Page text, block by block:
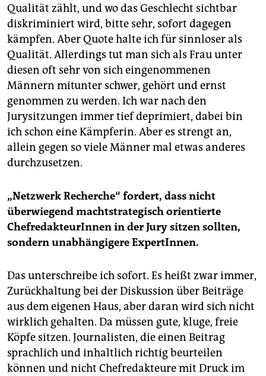
Qualität zählt, und wo das Geschlecht sichtbar
diskriminiert wird, bitte sehr, sofort dagegen
kämpfen. Aber Quote halte ich für sinnloser als
Qualität. Allerdings tut man sich als Frau unter
diesen oft sehr von sich eingenommenen
Männern mitunter schwer, gehört und ernst
genommen zu werden. Ich war nach den
Jurysitzungen immer tief deprimiert, dabei bin
ich schon eine Kämpferin. Aber es strengt an,
allein gegen so viele Männer mal etwas anderes
durchzusetzen.
„Netzwerk Recherche“ fordert, dass nicht
überwiegend machtstrategisch orientierte
ChefredakteurInnen in der Jury sitzen sollten,
sondern unabhängigere ExpertInnen.
Das unterschreibe ich sofort. Es heißt zwar immer,
Zurückhaltung bei der Diskussion über Beiträge
aus dem eigenen Haus, aber daran wird sich nicht
wirklich gehalten. Da müssen gute, kluge, freie
Köpfe sitzen. Journalisten, die einen Beitrag
sprachlich und inhaltlich richtig beurteilen
können und nicht Chefredakteure mit Druck im